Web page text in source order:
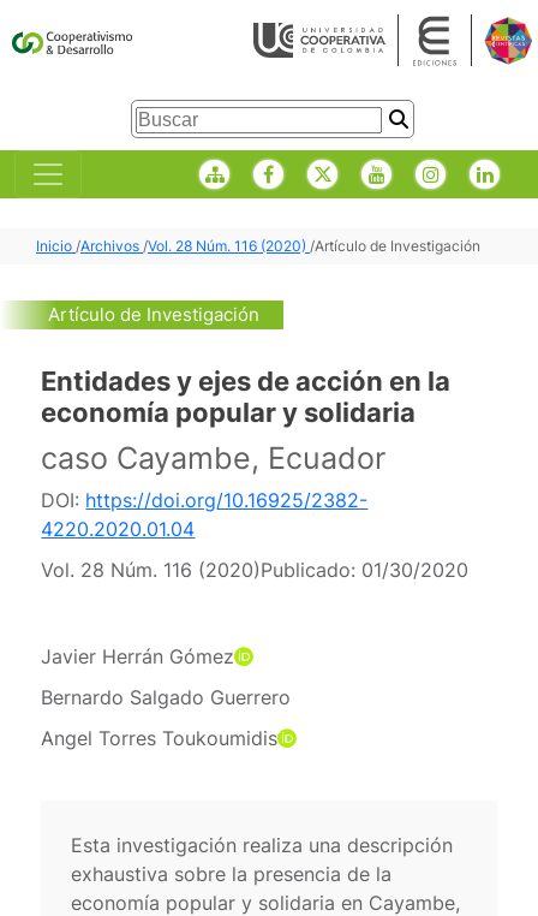
Inicio /Archivos /Vol. 28 Núm. 116 (2020) /Artículo de Investigación
Artículo de Investigación
Entidades y ejes de acción en la
economía popular y solidaria
caso Cayambe, Ecuador
DOI: https://doi.org/10.16925/2382-
4220.2020.01.04
Vol. 28 Núm. 116 (2020)Publicado: 01/30/2020
Javier Herrán Gómez
Bernardo Salgado Guerrero
Angel Torres Toukoumidis
Esta investigación realiza una descripción
exhaustiva sobre la presencia de la
economía popular y solidaria en Cayambe,